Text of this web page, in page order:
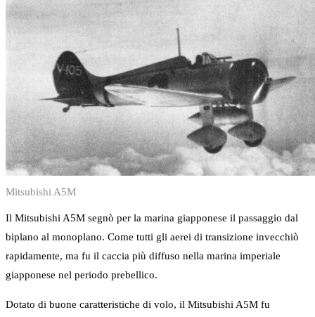
Mitsubishi A5M
Il Mitsubishi A5M segnò per la marina giapponese il passaggio dal
biplano al monoplano. Come tutti gli aerei di transizione invecchiò
rapidamente, ma fu il caccia più diffuso nella marina imperiale
giapponese nel periodo prebellico.
Dotato di buone caratteristiche di volo, il Mitsubishi A5M fu